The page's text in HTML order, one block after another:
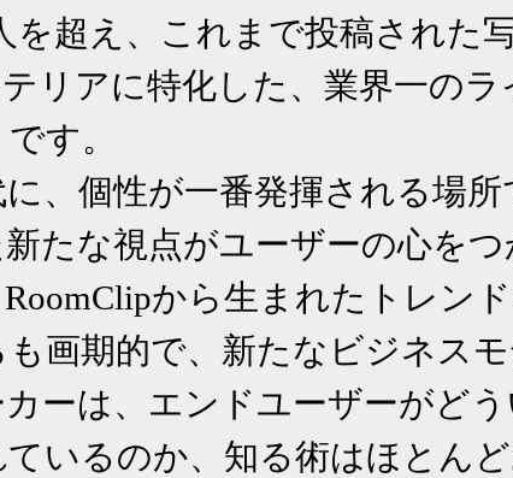
を超え、これまで投稿された
リアに特化した、業界一の
す。
、個性が一番発揮される場
たな視点がユーザーの心を
から生まれたトレン
画期的で、新たなビジネス
ーは、エンドユーザーがど
いるのか、知る術はほとん